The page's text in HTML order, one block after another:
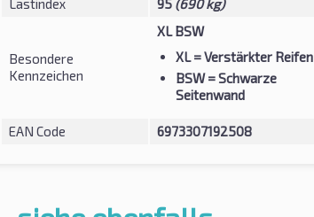
Lastindex
95 (690 kg)
Besondere
Kennzeichen
XL BSW
XL= Verstärkter Reifen
BSW= Schwarze
Seitenwand
EAN Code 6973307192508